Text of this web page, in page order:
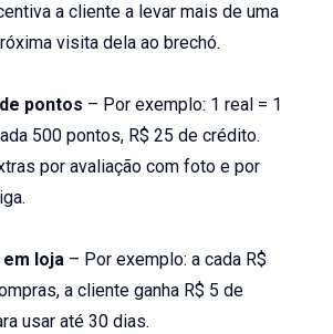
a cliente a levar mais de uma
visita dela ao brechó.
pontos – Por exemplo: 1 real = 1
500 pontos, R$ 25 de crédito.
por avaliação com foto e por
loja – Por exemplo: a cada R$
a cliente ganha R$ 5 de
usar até 30 dias.